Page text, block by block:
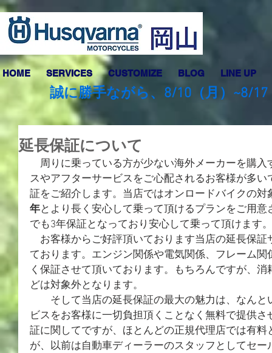
HOME SERVICES CUSTOMIZE BLOG LINE UP
誠に勝手ながら、8/10（月）~8/
延長保証について
周りに乗っている方が少ない海外メーカーを購入
スやアフターサービスをご心配されるお客様が多
証をご紹介します。当店ではオンロードバイクの
年とより長く安心して乗って頂けるプランをご用
でも3年保証となっており安心して乗って頂けます。
お客様からご好評頂いております当店の延長保証
ております。エンジン関係や電気関係、フレーム
く保証させて頂いております。もちろんですが、
どは対象外となります。
そして当店の延長保証の最大の魅力は、なんと
ビスをお客様に一切負担頂くことなく無料で提供
証に関してですが、ほとんどの正規代理店では有
が、以前は自動車ディーラーのスタッフとしてセ